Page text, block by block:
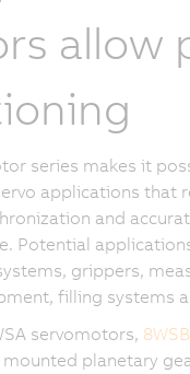
allow
series makes it
applications that
and
Potential
grippers,
filling systems
servomotors,
planetary